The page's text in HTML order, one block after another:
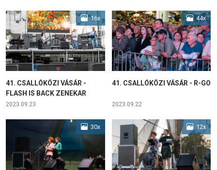
16x
41. CSALLÓKÖZI VÁSÁR -
FLASH IS BACK ZENEKAR
2023.09.23
44x
41. CSALLÓKÖZI VÁSÁR - R-GO
2023.09.22
30x 12x